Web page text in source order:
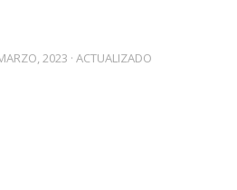
2023 · ACTUALIZADO